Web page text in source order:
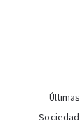
Sociedad